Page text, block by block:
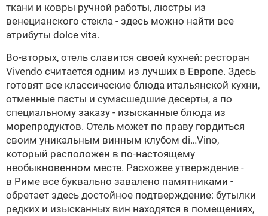
ткани и ковры ручной работы, люстры из
венецианского стекла - здесь можно найти все
атрибуты dolce vita.
Во-вторых, отель славится своей кухней: ресторан
Vivendo считается одним из лучших в Европе. Здесь
готовят все классические блюда итальянской кухни,
отменные пасты и сумасшедшие десерты, а по
специальному заказу - изысканные блюда из
морепродуктов. Отель может по праву гордиться
своим уникальным винным клубом di…Vino,
который расположен в по-настоящему
необыкновенном месте. Расхожее утверждение -
в Риме все буквально завалено памятниками -
обретает здесь достойное подтверждение: бутылки
редких и изысканных вин находятся в помещениях,